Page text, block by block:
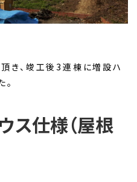
き、竣工後3連棟に増設ハ
ス仕様（屋根